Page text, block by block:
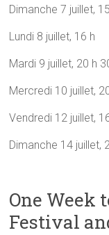
Dimanche 7 juillet,
Lundi 8 juillet, 16 h
Mardi 9 juillet, 20 h
Mercredi 10 juillet,
Vendredi 12 juillet,
Dimanche 14 juillet,
One Week
Festival